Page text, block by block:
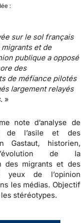
:
sur le sol français
migrants et de
publique a opposé
des
de méfiancepilotés
largement relayés
. »
note d’analyse de
de l’asile et des
Gastaut, historien,
de la
des migrants et des
yeux de l’opinion
les médias. Objectif
stéréotypes.